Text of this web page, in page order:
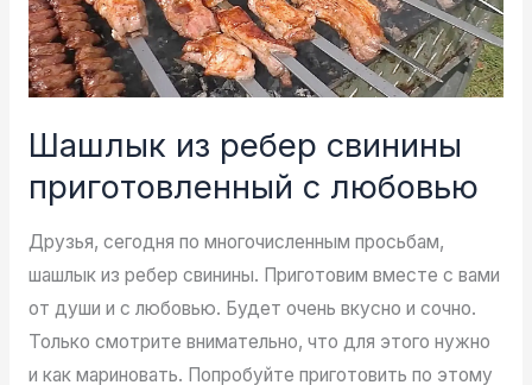
Шашлык из ребер свинины
приготовленный с любовью
Друзья, сегодня по многочисленным просьбам,
шашлык из ребер свинины. Приготовим вместе с вами
от души и с любовью. Будет очень вкусно и сочно.
Только смотрите внимательно, что для этого нужно
и как мариновать. Попробуйте приготовить по этому